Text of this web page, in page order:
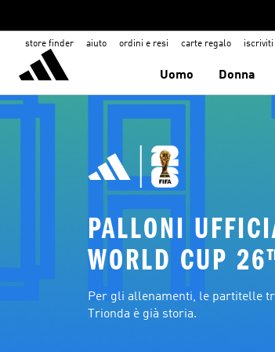
store finder aiuto ordini e resi carte regalo iscriviti
Uomo Donna
PALLONI
WORLD CUP
Per gli allenamenti, le partitelle
Trionda è già storia.